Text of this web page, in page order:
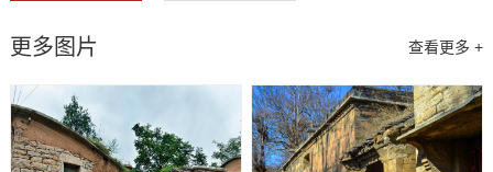
查看更多 +
更多图片